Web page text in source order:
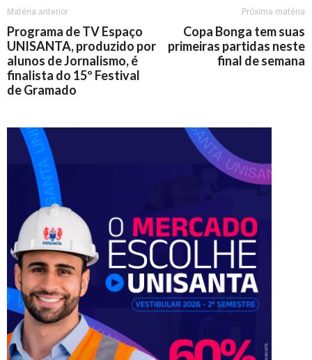
Matéria anterior
Programa de TV Espaço
UNISANTA, produzido por
alunos de Jornalismo, é
finalista do 15º Festival
de Gramado
Próxima matéria
Copa Bonga tem suas
primeiras partidas neste
final de semana